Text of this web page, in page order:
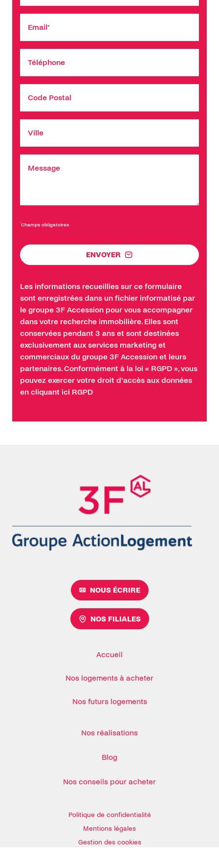
*Champs obligatoires
ENVOYER
Les informations recueillies sur ce formulaire
sont enregistrées dans un fichier informatisé par
le groupe 3F Accession pour vous accompagner
dans votre recherche immobilière. Elles sont
conservées pendant 3 ans et sont destinées
exclusivement aux services marketing et
commerciaux du groupe 3F Accession et leurs
partenaires. Conformément à la loi « RGPD », vous
pouvez exercer votre droit d’accès aux données
en cliquant ici RGPD
Accueil
Nos logements à acheter
Nos futurs logements
Nos réalisations
Blog
Nos conseils pour acheter
NOUS ÉCRIRE
NOS FILIALES
Politique de confidentialité
Mentions légales
Gestion des cookies